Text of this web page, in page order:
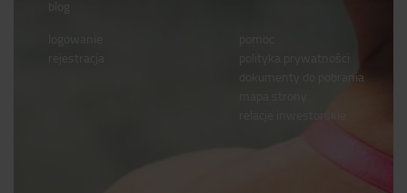
polityka prywatności
dokumenty do pobrania